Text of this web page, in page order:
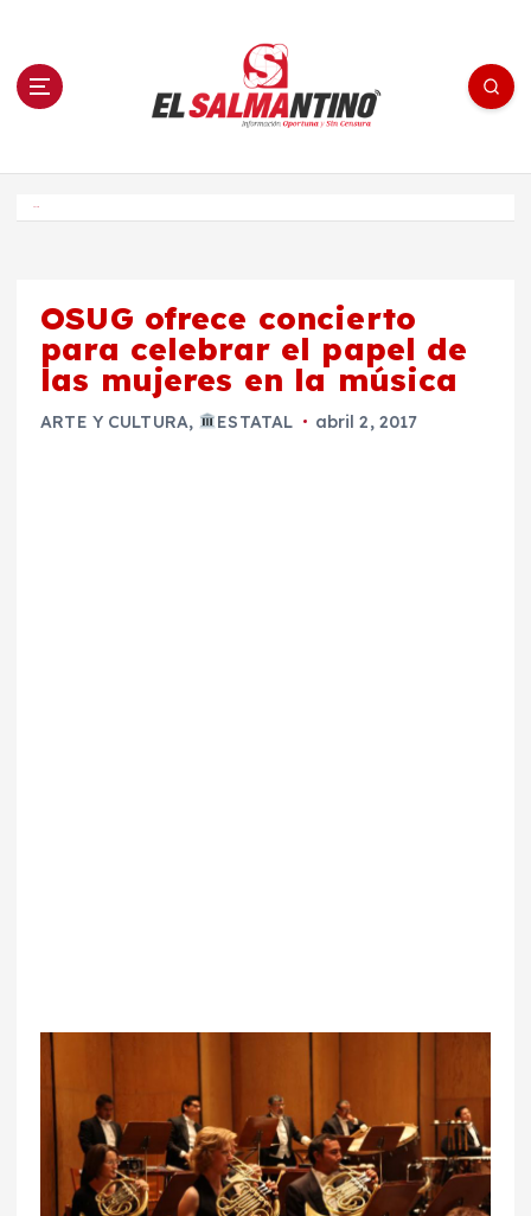
n El Salmantino - medios/noticias/editorial
OSUG ofrece concierto
para celebrar el papel de
las mujeres en la música
ARTE Y CULTURA, ESTATAL abril 2, 2017